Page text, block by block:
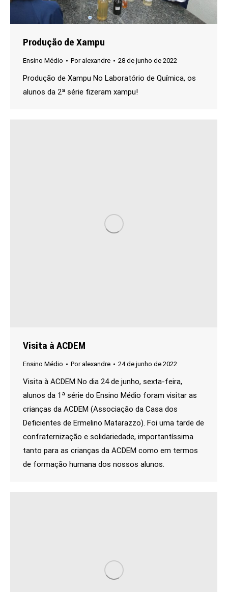
Produção de Xampu
Ensino Médio Poralexandre 28 de junho de 2022
Produção de Xampu No Laboratório de Química, os
alunos da 2ª série fizeram xampu!
Visita à ACDEM
Ensino Médio Poralexandre 24 de junho de 2022
Visita à ACDEM No dia 24 de junho, sexta-feira,
alunos da 1ª série do Ensino Médio foram visitar as
crianças da ACDEM (Associação da Casa dos
Deficientes de Ermelino Matarazzo). Foi uma tarde de
confraternização e solidariedade, importantíssima
tanto para as crianças da ACDEM como em termos
de formação humana dos nossos alunos.